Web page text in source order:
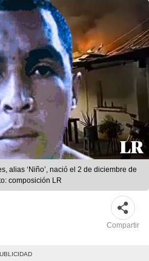
alias ‘Niño’, nació el 2 de diciembre de
composición LR
Compartir